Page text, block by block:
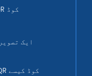
ڈیجیٹل بزنس کارڈ کا QR کوڈ
ایک